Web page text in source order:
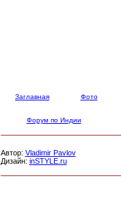
Заглавная Фото
Форум по Индии
Автор: Vladimir Pavlov
Дизайн: inSTYLE.ru